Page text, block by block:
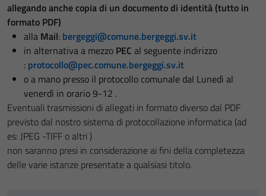
allegando anche copia di un documento di identità (tutto in
formato PDF)
alla Mail: bergeggi@comune.bergeggi.sv.it
in alternativa a mezzo PEC al seguente indirizzo
: protocollo@pec.comune.bergeggi.sv.it
o a mano presso il protocollo comunale dal Lunedì al
venerdì in orario 9-12 .
Eventuali trasmissioni di allegati in formato diverso dal PDF
previsto dal nostro sistema di protocollazione informatica (ad
es: JPEG -TIFF o altri )
non saranno presi in considerazione ai fini della completezza
delle varie istanze presentate a qualsiasi titolo.